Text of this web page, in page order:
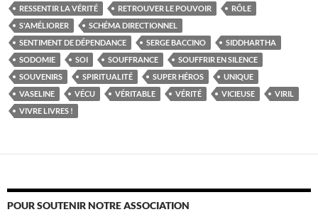
RESSENTIR LA VÉRITÉ
RETROUVER LE POUVOIR
RÔLE
S'AMÉLIORER
SCHÉMA DIRECTIONNEL
SENTIMENT DE DÉPENDANCE
SERGE BACCINO
SIDDHARTHA
SODOMIE
SOI SOUFFRANCE
SOUFFRIR EN SILENCE
SOUVENIRS
SPIRITUALITÉ SUPER HÉROS
UNIQUE
VASELINE
VÉCU VÉRITABLE VÉRITÉ VICIEUSE
VIRIL
VIVRE LIVRES !
POUR SOUTENIR NOTRE ASSOCIATION